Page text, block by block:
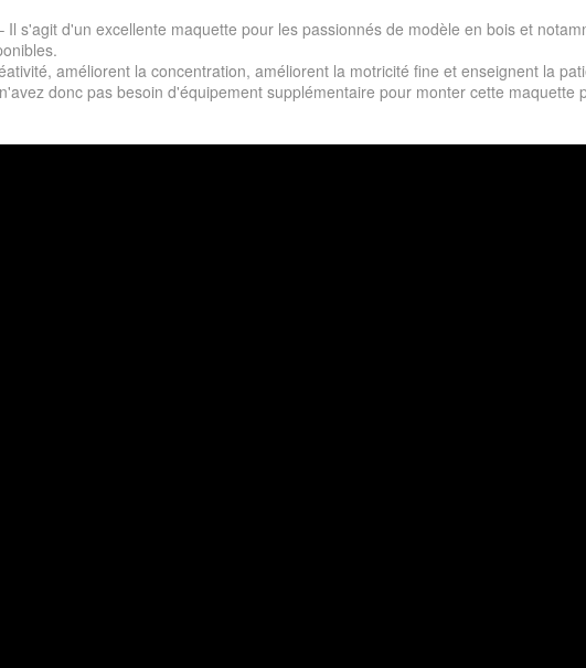
Il s'agit d'un excellente maquette pour les passionnés de modèle en bois et
améliorent la concentration, améliorent la motricité fine et enseignent la
donc pas besoin d'équipement supplémentaire pour monter cette maquette